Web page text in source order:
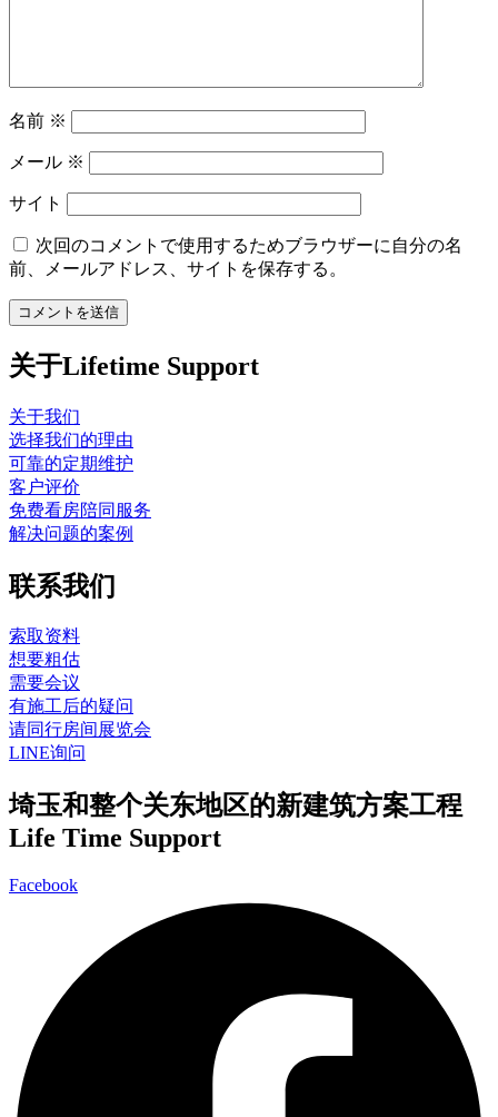
名前 ※
メール ※
サイト
次回のコメントで使用するためブラウザーに自分の名
前、メールアドレス、サイトを保存する。
关于Lifetime Support
关于我们
选择我们的理由
可靠的定期维护
客户评价
免费看房陪同服务
解决问题的案例
联系我们
索取资料
想要粗估
需要会议
有施工后的疑问
请同行房间展览会
LINE询问
埼玉和整个关东地区的新建筑方案工程
Life Time Support
Facebook